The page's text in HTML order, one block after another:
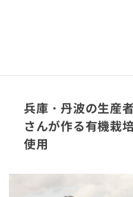
兵庫・丹波の生産
さんが作る有機栽
使用